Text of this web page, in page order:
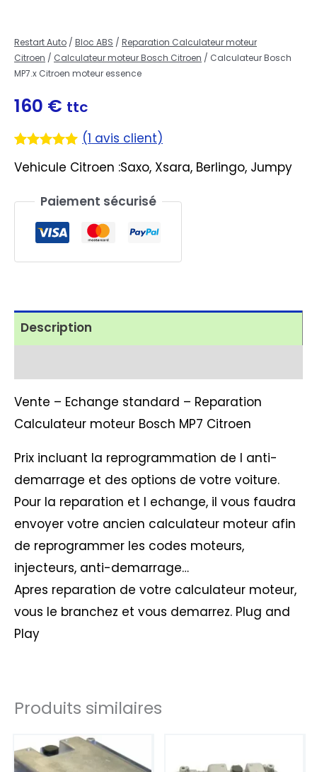
Restart Auto / Bloc ABS / Reparation Calculateur moteur
Citroen / Calculateur moteur Bosch Citroen / Calculateur Bosch
MP7.x Citroen moteur essence
160 € ttc
sur 5
client
(1 avis client)
Vehicule Citroen :Saxo, Xsara, Berlingo, Jumpy
Paiement sécurisé
Description
Vente – Echange standard – Reparation
Calculateur moteur Bosch MP7 Citroen
Prix incluant la reprogrammation de l anti-
demarrage et des options de votre voiture.
Pour la reparation et l echange, il vous faudra
envoyer votre ancien calculateur moteur afin
de reprogrammer les codes moteurs,
injecteurs, anti-demarrage…
Apres reparation de votre calculateur moteur,
vous le branchez et vous demarrez. Plug and
Play
Produits similaires